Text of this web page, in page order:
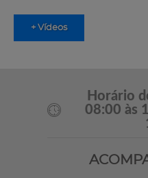
+ Vídeos
Horário
08:00 às